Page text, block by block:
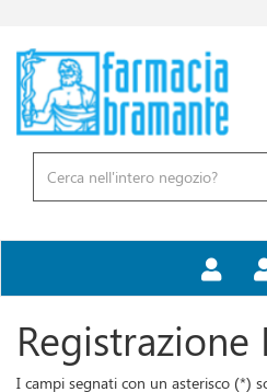
contenuto
principale
Farmacia
Bramante
Prodotto
Registrazione
I campi segnati con un asterisco (*)